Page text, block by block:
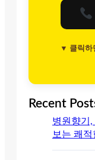
▼ 클릭하
Recent
병원향기
보는 쾌